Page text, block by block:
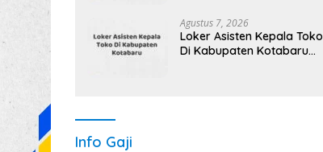
Agustus 7, 2026
Loker Asisten Kepala Toko
Di Kabupaten Kotabaru
Info Gaji